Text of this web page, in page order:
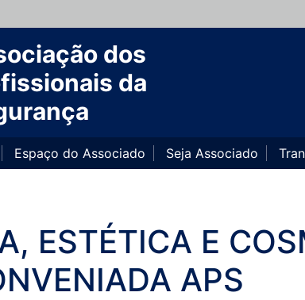
dos
da
Espaço do Associado Seja Associado
ESTÉTICA E
APS